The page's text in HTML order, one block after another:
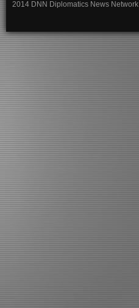
2014 DNN Diplomatics News Network